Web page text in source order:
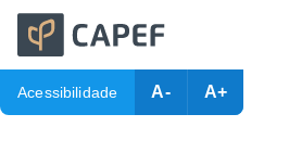
Acessibilidade A- A+